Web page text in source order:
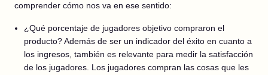
comprender cómo nos va en ese sentido:
¿Qué porcentaje de jugadores objetivo compraron el
producto? Además de ser un indicador del éxito en cuanto a
los ingresos, también es relevante para medir la satisfacción
de los jugadores. Los jugadores compran las cosas que les